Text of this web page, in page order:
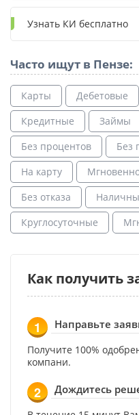
Узнать КИ бесплатно
Часто ищут в Пензе:
Карты Дебетовые
Кредитные
Займы
Без процентов
Без
На карту
Без отказа
Круглосуточные
Как получить
1 Направьте
Получите 100%
компани.
2 Дождитесь